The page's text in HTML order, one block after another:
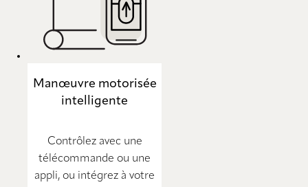
Manœuvre motorisée
intelligente
Contrôlez avec une
télécommande ou une
appli, ou intégrez à votre